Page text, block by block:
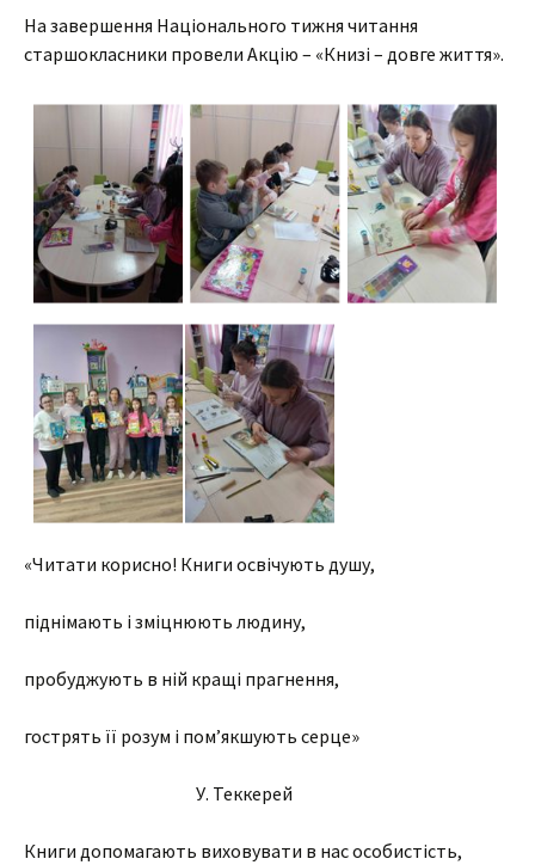
На завершення Національного тижня читання
старшокласники провели Акцію – «Книзі – довге життя».
«Читати корисно! Книги освічують душу,
піднімають і зміцнюють людину,
пробуджують в ній кращі прагнення,
гострять її розум і пом’якшують серце»
У. Теккерей
Книги допомагають виховувати в нас особистість,